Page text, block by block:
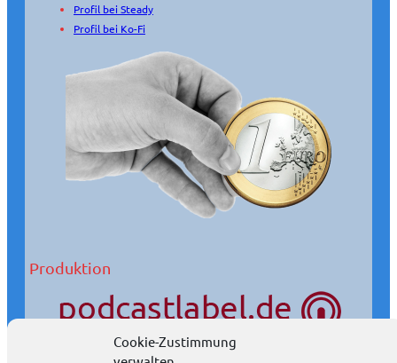
Cookie-Zustimmung
Profil bei Steady
Profil bei Ko-Fi
Produktion